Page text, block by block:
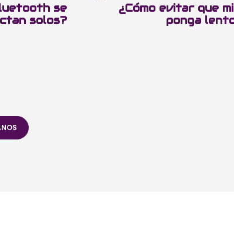
se
solos?
¿Cómo evitar que
ponga